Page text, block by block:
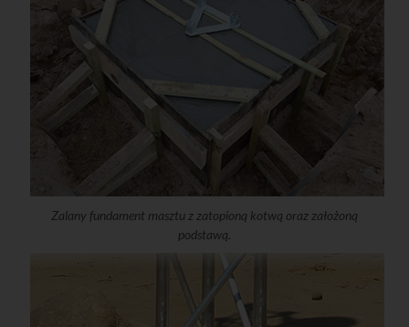
Zalany fundament masztu z zatopioną kotwą oraz założoną
podstawą.